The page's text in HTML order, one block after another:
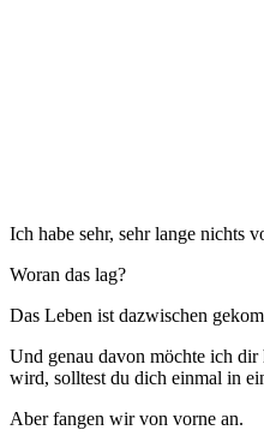
Ich habe sehr, sehr lange nichts
Woran das lag?
Das Leben ist dazwischen
Und genau davon möchte ich
wird, solltest du dich einmal in
Aber fangen wir von vorne an.